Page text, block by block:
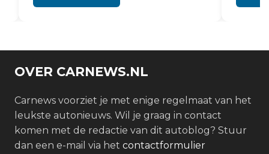
OVER CARNEWS.NL
Carnews voorziet je met enige regelmaat van het
leukste autonieuws. Wil je graag in contact
komen met de redactie van dit autoblog? Stuur
dan een e-mail via het contactformulier